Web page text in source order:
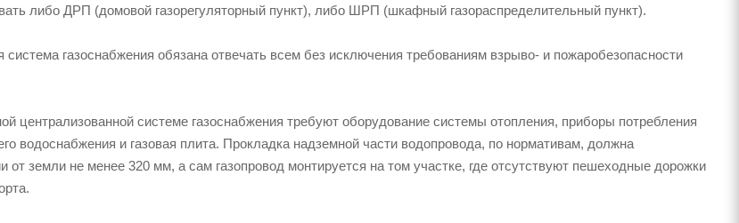
либо ДРП (домовой газорегуляторный пункт), либо ШРП (шкафный газораспределительный пункт).
система газоснабжения обязана отвечать всем без исключения требованиям взрыво- и пожаробезопасности
централизованной системе газоснабжения требуют оборудование системы отопления, приборы потребления
водоснабжения и газовая плита. Прокладка надземной части водопровода, по нормативам, должна
от земли не менее 320 мм, а сам газопровод монтируется на том участке, где отсутствуют пешеходные дорожки